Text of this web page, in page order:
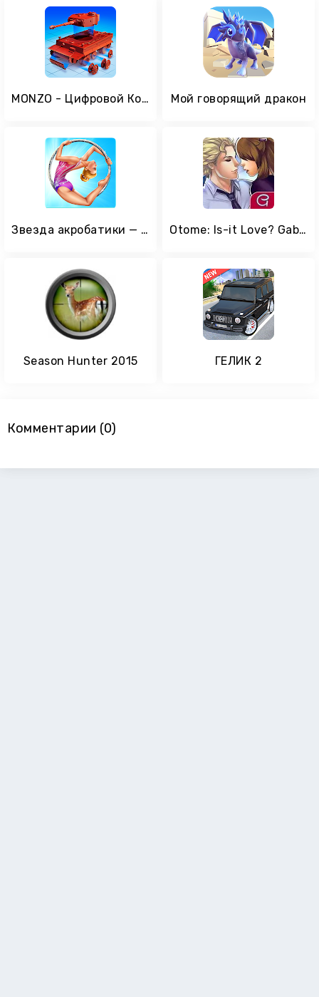
MONZO - Цифровой Конвейер Моделей Мой говорящий дракон
Звезда акробатики — Покажи, что ты умеешь! Otome: Is-it Love? Gabriel – Interactive Story
Season Hunter 2015 ГЕЛИК 2
Комментарии (0)